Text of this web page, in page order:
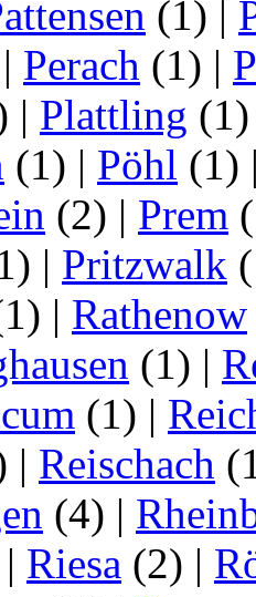
(1) |
| Perach (1) |
| Plattling
(1) | Pöhl (1)
(2) | Prem
| Pritzwalk
| Rathenow
(1) |
(1) |
| Reischach
(4) |
| Riesa (2) |